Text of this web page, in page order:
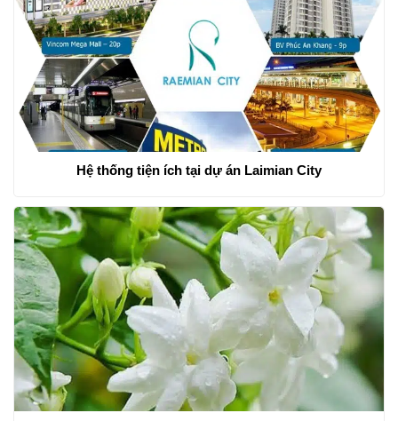
Hệ thống tiện ích tại dự án Laimian City